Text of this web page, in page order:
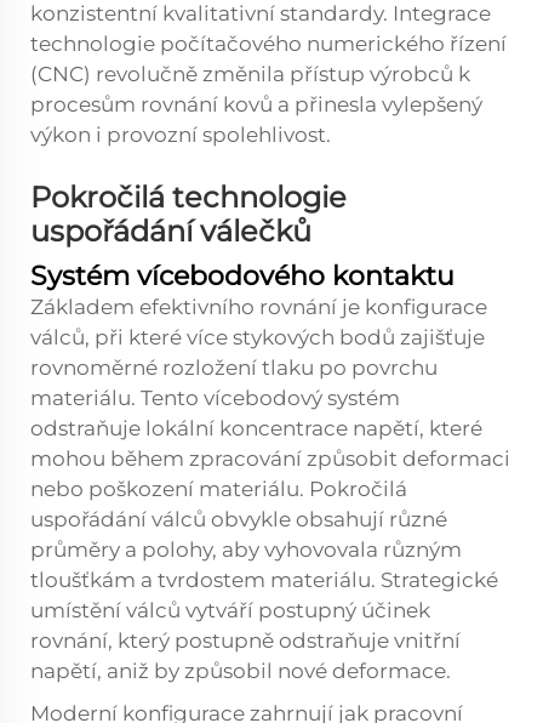
konzistentní kvalitativní standardy. Integrace
technologie počítačového numerického řízení
(CNC) revolučně změnila přístup výrobců k
procesům rovnání kovů a přinesla vylepšený
výkon i provozní spolehlivost.
Pokročilá technologie
uspořádání válečků
Systém vícebodového kontaktu
Základem efektivního rovnání je konfigurace
válců, při které více stykových bodů zajišťuje
rovnoměrné rozložení tlaku po povrchu
materiálu. Tento vícebodový systém
odstraňuje lokální koncentrace napětí, které
mohou během zpracování způsobit deformaci
nebo poškození materiálu. Pokročilá
uspořádání válců obvykle obsahují různé
průměry a polohy, aby vyhovovala různým
tloušťkám a tvrdostem materiálu. Strategické
umístění válců vytváří postupný účinek
rovnání, který postupně odstraňuje vnitřní
napětí, aniž by způsobil nové deformace.
Moderní konfigurace zahrnují jak pracovní